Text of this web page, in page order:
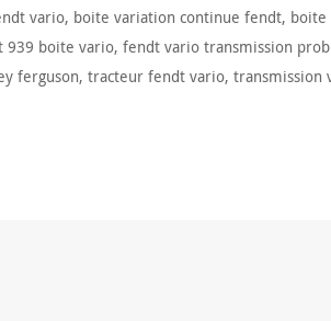
vario, boite variation continue fendt, boite
939 boite vario, fendt vario transmission
ferguson, tracteur fendt vario, transmission